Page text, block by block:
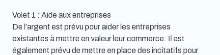
Volet 1 : Aide aux entreprises
De l’argent est prévu pour aider les entreprises
existantes à mettre en valeur leur commerce. Il est
également prévu de mettre en place des incitatifs pour